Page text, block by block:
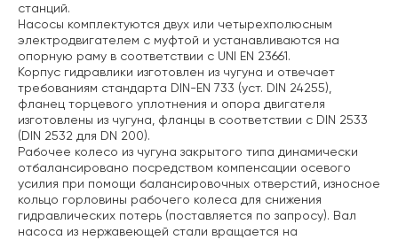
станций.
Насосы комплектуются двух или четырехполюсным
электродвигателем с муфтой и устанавливаются на
опорную раму в соответствии с UNI EN 23661.
Корпус гидравлики изготовлен из чугуна и отвечает
требованиям стандарта DIN-EN 733 (уст. DIN 24255),
фланец торцевого уплотнения и опора двигателя
изготовлены из чугуна, фланцы в соответствии с DIN 2533
(DIN 2532 для DN 200).
Рабочее колесо из чугуна закрытого типа динамически
отбалансировано посредством компенсации осевого
усилия при помощи балансировочных отверстий, износное
кольцо горловины рабочего колеса для снижения
гидравлических потерь (поставляется по запросу). Вал
насоса из нержавеющей стали вращается на